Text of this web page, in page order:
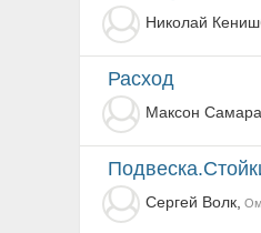
Николай
Расход
Максон Самара,
Сергей Волк,